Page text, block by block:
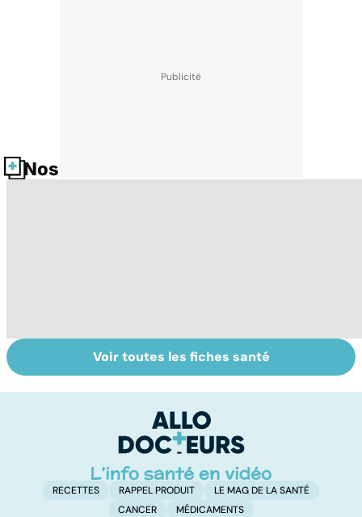
Nos fiches santé
Tout savoir sur
les infections
Pollution de l'air :
sommes-nous
Voir toutes les fiches santé
RECETTES RAPPEL PRODUIT
LE MAG DE LA SANTÉ
CANCER
MÉDICAMENTS